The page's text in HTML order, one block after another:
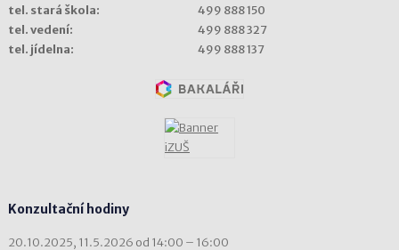
tel. stará škola:
499 888 150
tel. vedení:
499 888 327
tel. jídelna:
499 888 137
Konzultační hodiny
20.10.2025, 11.5.2026 od 14:00 – 16:00